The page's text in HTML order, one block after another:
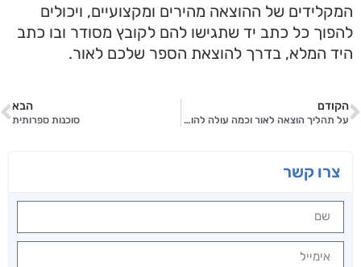
המקלידים של ההוצאה מהירים ומקצועיים, ויכולים
להפוך כל כתב יד שתגישו להם לקובץ מסודר ובו כתב
היד המלא, בדרך להוצאת הספר שלכם לאור.
הקודם
על תהליך הוצאה לאור וכמה עולה להוציא ספר?
הבא
סוכנות ספרותית
צרו קשר